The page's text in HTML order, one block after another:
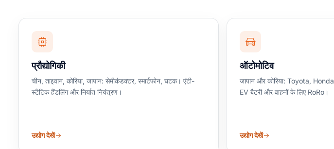
प्रौद्योगिकी
चीन, ताइवान, कोरिया, जापान: सेमीकंडक्टर, स्मार्टफोन, घटक। एंटी-
स्टैटिक हैंडलिंग और निर्यात नियंत्रण।
उद्योग देखें
ऑटोमोटिव
जापान और कोरिया: Toyota,
EV बैटरी और वाहनों के लिए RoRo।
उद्योग देखें